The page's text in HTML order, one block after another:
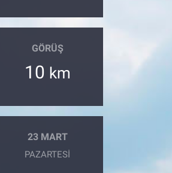
GÖRÜŞ
10 km
23 MART
PAZARTESI